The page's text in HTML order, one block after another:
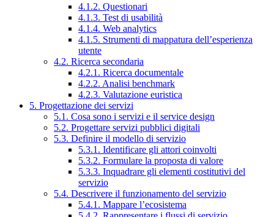
4.1.2. Questionari
4.1.3. Test di usabilità
4.1.4. Web analytics
4.1.5. Strumenti di mappatura dell’esperienza
utente
4.2. Ricerca secondaria
4.2.1. Ricerca documentale
4.2.2. Analisi benchmark
4.2.3. Valutazione euristica
5. Progettazione dei servizi
5.1. Cosa sono i servizi e il service design
5.2. Progettare servizi pubblici digitali
5.3. Definire il modello di servizio
5.3.1. Identificare gli attori coinvolti
5.3.2. Formulare la proposta di valore
5.3.3. Inquadrare gli elementi costitutivi del
servizio
5.4. Descrivere il funzionamento del servizio
5.4.1. Mappare l’ecosistema